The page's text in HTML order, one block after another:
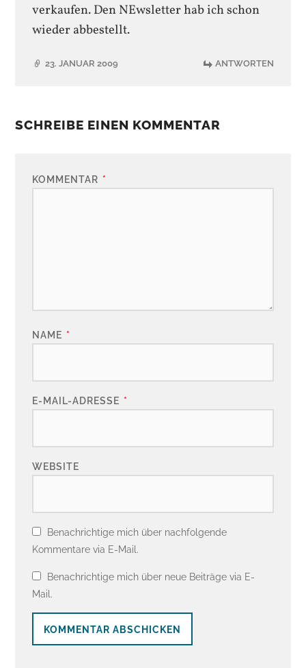
verkaufen. Den NEwsletter hab ich schon
wieder abbestellt.
23. JANUAR 2009 ANTWORTEN
SCHREIBE EINEN KOMMENTAR
KOMMENTAR *
NAME *
E-MAIL-ADRESSE *
WEBSITE
Benachrichtige mich über nachfolgende
Kommentare via E-Mail.
Benachrichtige mich über neue Beiträge via E-
Mail.